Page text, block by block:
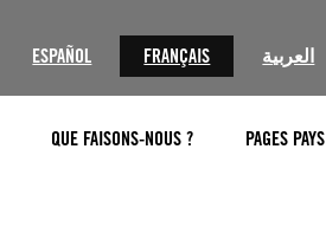
ESPAÑOL FRANÇAIS العربية
QUE FAISONS-NOUS ? PAGES PAYS